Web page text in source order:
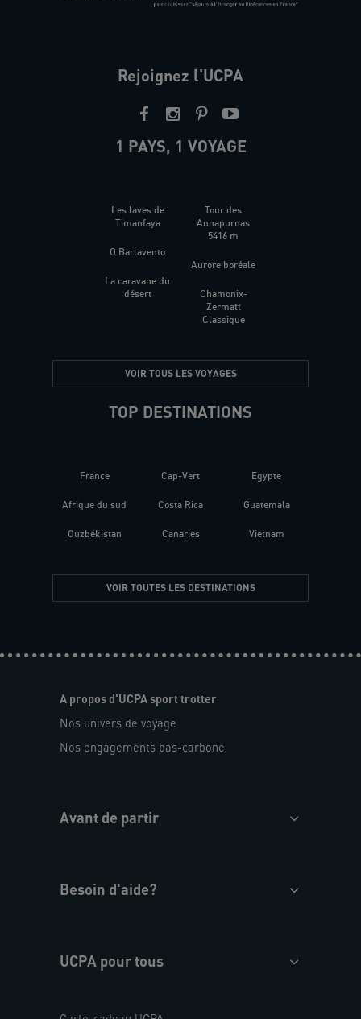
Rejoignez l'UCPA
1 PAYS, 1 VOYAGE
Les laves de
Timanfaya
O Barlavento
La caravane du
désert
Tour des
Annapurnas
5416 m
Aurore boréale
Chamonix-
Zermatt
Classique
VOIR TOUS LES VOYAGES
TOP DESTINATIONS
France
Afrique du sud
Ouzbékistan
Cap-Vert
Costa Rica
Canaries
Egypte
Guatemala
Vietnam
VOIR TOUTES LES DESTINATIONS
A propos d'UCPA sport trotter
Nos univers de voyage
Nos engagements bas-carbone
Avant de partir
Besoin d'aide?
UCPA pour tous